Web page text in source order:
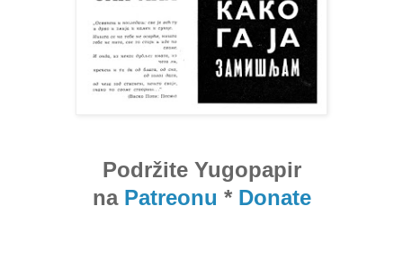
Podržite Yugopapir
na Patreonu * Donate